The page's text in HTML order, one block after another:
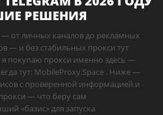
РЕШЕНИЯ
— от личных каналов до рекламных
— и без стабильных прокси тут
покупаю прокси именно здесь —
тут: MobileProxy.Space . Ниже —
с проверенной информацией и
— что беру сам
«базис» для запуска